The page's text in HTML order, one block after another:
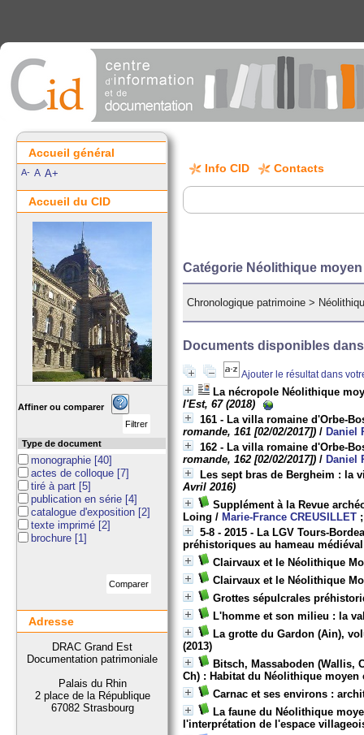
Info CID Contacts
Catégorie Néolithique moyen
Chronologique patrimoine >
Documents disponibles
Ajouter le résultat dans
La nécropole Néolithique
l'Est, 67 (2018)
161 - La villa romaine d'Orbe-
romande, 161 [02/02/2017]) / Daniel
162 - La villa romaine d'Orbe-
romande, 162 [02/02/2017]) / Daniel
Les sept bras de Bergheim : la
Avril 2016)
Supplément à la Revue
Loing / Marie-France CREUSILLET
5-8 - 2015 - La LGV Tours-
préhistoriques au hameau médiéval
Clairvaux et le Néolithique
Clairvaux et le Néolithique
Grottes sépulcrales
L'homme et son milieu : la
La grotte du Gardon (Ain),
(2013)
Bitsch, Massaboden (Wallis,
Ch) : Habitat du Néolithique moyen
Carnac et ses environs :
La faune du Néolithique
l'interprétation de l'espace
Accueil général
A- A A+
Accueil du CID
Affiner ou comparer
Type de document
monographie [40]
actes de colloque [7]
tiré à part [5]
publication en série [4]
catalogue d'exposition [2]
texte imprimé [2]
brochure [1]
Adresse
DRAC Grand Est
Documentation patrimoniale
Palais du Rhin
2 place de la République
67082 Strasbourg